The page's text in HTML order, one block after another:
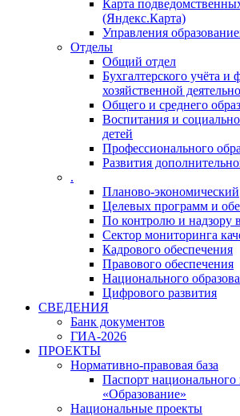
Карта
(Яндекс.Карта)
Управления
Отделы
Общий отдел
Бухгалтерского учёта и
хозяйственной
Общего и среднего
Воспитания и
детей
Профессионального
Развития
.
Планово-экономический
Целевых программ и
По контролю и надзору
Сектор мониторинга
Кадрового обеспечения
Правового обеспечения
Национального
Цифрового развития
СВЕДЕНИЯ
Банк документов
ГИА-2026
ПРОЕКТЫ
Нормативно-правовая база
Паспорт национального
«Образование»
Национальные проекты